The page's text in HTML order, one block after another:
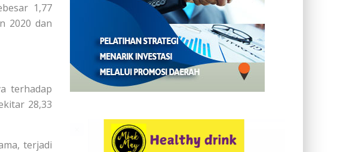
1,77
2020 dan
terhadap
28,33
terjadi